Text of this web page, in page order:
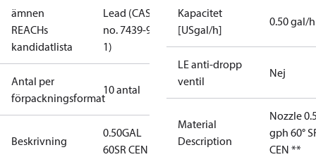
ämnen
REACHs
kandidatlista
Lead (CAS
no. 7439-92-
1)
Antal per
förpackningsformat
10 antal
Beskrivning
0.50GAL
60SR CEN
Kapacitet
[USgal/h]
0.50 gal/h
LE anti-dropp
ventil
Nej
Material
Description
Nozzle
gph 60°
CEN **